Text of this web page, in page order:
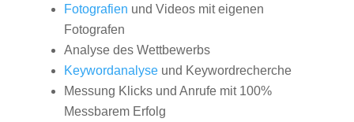
Fotografien und Videos mit eigenen
Fotografen
Analyse des Wettbewerbs
Keywordanalyseund Keywordrecherche
Messung Klicks und Anrufe mit 100%
Messbarem Erfolg